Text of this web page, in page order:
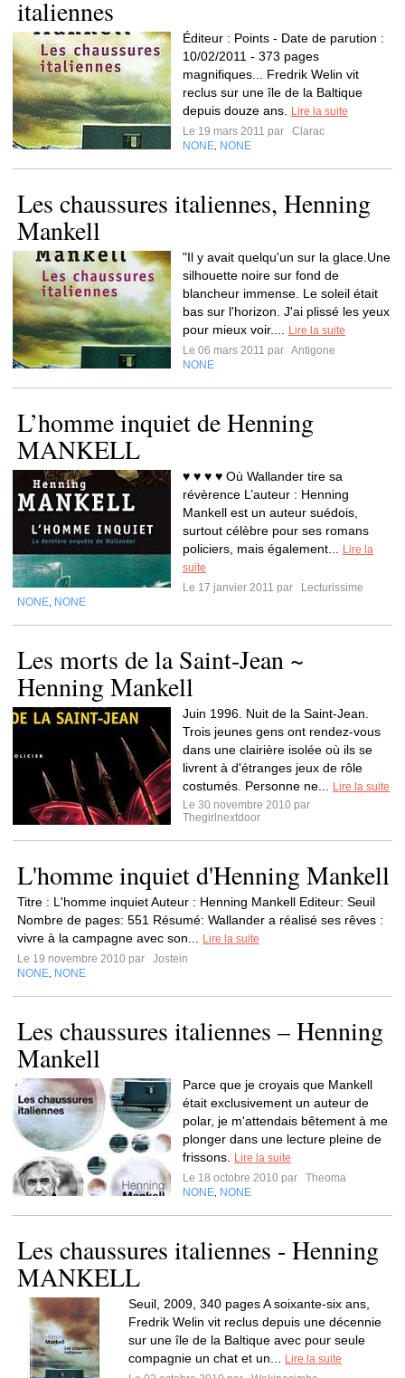
italiennes
Éditeur : Points - Date de parution :
10/02/2011 - 373 pages
magnifiques... Fredrik Welin vit
reclus sur une île de la Baltique
depuis douze ans.
Lire la suite
Le 19 mars 2011 par
Clarac
NONE NONE
Les chaussures italiennes, Henning
Mankell
"Il y avait quelqu'un sur la glace.Une
silhouette noire sur fond de
blancheur immense. Le soleil était
bas sur l'horizon. J'ai plissé les yeux
pour mieux voir....
Lire la suite
Le 06 mars 2011 par Antigone
NONE
L’homme inquiet de Henning
MANKELL
♥ ♥ ♥ ♥ Où Wallander tire sa
révèrence L’auteur : Henning
Mankell est un auteur suédois,
surtout célèbre pour ses romans
policiers, mais également...
Lire la
suite
Le 17 janvier 2011 par
Lecturissime
NONE NONE
Les morts de la Saint-Jean ~
Henning Mankell
Juin 1996. Nuit de la Saint-Jean.
Trois jeunes gens ont rendez-vous
dans une clairière isolée où ils se
livrent à d'étranges jeux de rôle
costumés. Personne ne...
Lire la suite
Le 30 novembre 2010 par
Thegirlnextdoor
L'homme inquiet d'Henning Mankell
Titre : L'homme inquiet Auteur : Henning Mankell Editeur: Seuil
Nombre de pages: 551 Résumé: Wallander a réalisé ses rêves :
vivre à la campagne avec son...
Lire la suite
Le 19 novembre 2010 par
Jostein
NONE NONE
Les chaussures italiennes – Henning
Mankell
Parce que je croyais que Mankell
était exclusivement un auteur de
polar, je m'attendais bêtement à me
plonger dans une lecture pleine de
frissons.
Lire la suite
Le 18 octobre 2010 par
Theoma
NONE NONE
Les chaussures italiennes - Henning
MANKELL
Seuil, 2009, 340 pages A soixante-six ans,
Fredrik Welin vit reclus depuis une décennie
sur une île de la Baltique avec pour seule
compagnie un chat et un...
Lire la suite